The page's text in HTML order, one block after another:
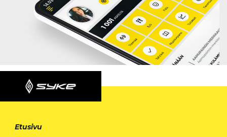
Etusivu